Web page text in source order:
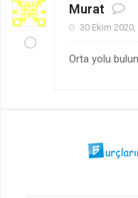
Murat
30 Ekim 2020,
Orta yolu